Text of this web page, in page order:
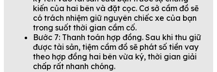
kiến ​​của hai bên và đặt cọc. Cơ sở cầm đồ sẽ
có trách nhiệm giữ nguyên chiếc xe của bạn
trong suốt thời gian cầm cố.
Bước 7: Thanh toán hợp đồng. Sau khi thu giữ
được tài sản, tiệm cầm đồ sẽ phát số tiền vay
theo hợp đồng hai bên vừa ký, thời gian giải
chấp rất nhanh chóng.